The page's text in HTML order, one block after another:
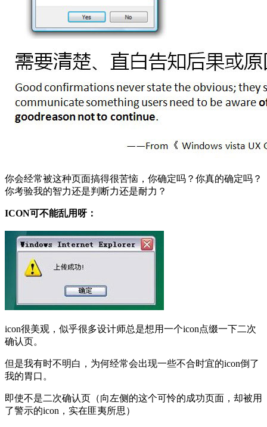
你会经常被这种页面搞得很苦恼，你确定吗？你真的确定吗？
你考验我的智力还是判断力还是耐力？
ICON可不能乱用呀：
icon很美观，似乎很多设计师总是想用一个icon点缀一下二次
确认页。
但是我有时不明白，为何经常会出现一些不合时宜的icon倒了
我的胃口。
即使不是二次确认页（向左侧的这个可怜的成功页面，却被用
了警示的icon，实在匪夷所思）